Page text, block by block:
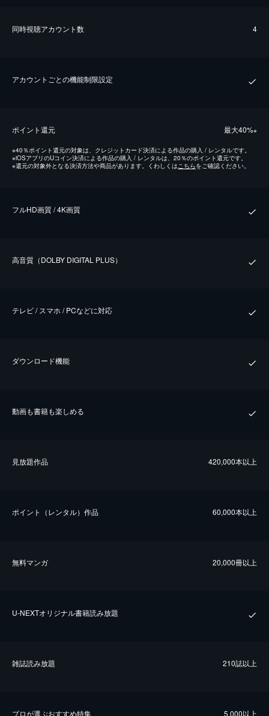
同時視聴アカウント数 4
アカウントごとの機能制限設定
ポイント還元 最⼤40%※
※40％ポイント還元の対象は、クレジットカード決済による作品の購入 / レンタルです。
※iOSアプリのUコイン決済による作品の購入 / レンタルは、20％のポイント還元です。
※還元の対象外となる決済方法や商品があります。くわしくはこちらをご確認ください。
フルHD画質 / 4K画質
⾼⾳質（DOLBY DIGITAL PLUS）
テレビ / スマホ / PCなどに対応
ダウンロード機能
動画も書籍も楽しめる
⾒放題作品 420,000本以上
ポイント（レンタル）作品 60,000本以上
無料マンガ 20,000冊以上
U-NEXTオリジナル書籍読み放題
雑誌読み放題 210誌以上
プロが選ぶおすすめ特集 5,000以上